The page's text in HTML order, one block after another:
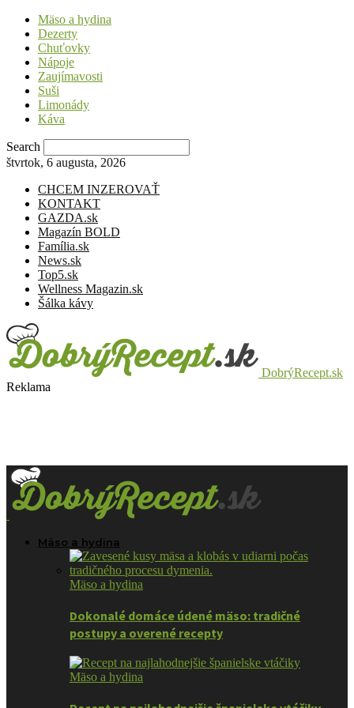
Mäso a hydina
Dezerty
Chuťovky
Nápoje
Zaujímavosti
Suši
Limonády
Káva
Search
štvrtok, 6 augusta, 2026
CHCEM INZEROVAŤ
KONTAKT
GAZDA.sk
Magazín BOLD
Família.sk
News.sk
Top5.sk
Wellness Magazin.sk
Šálka kávy
DobrýRecept.sk
Reklama
Mäso a hydina
Mäso a hydina
Dokonalé domáce údené mäso: tradičné
postupy a overené recepty
Mäso a hydina